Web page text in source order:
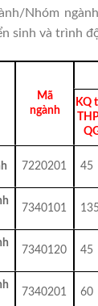
Nhóm
sinh và trình
Mã
ngành
KQ
7220201 45
7340101
7340120 45
7340201 60